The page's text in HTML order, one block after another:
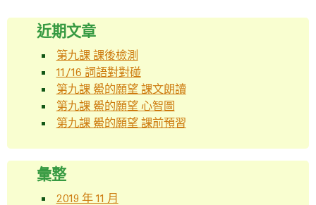
近期文章
第九課 課後檢測
11/16 詞語對對碰
第九課 鱟的願望 課文朗讀
第九課 鱟的願望 心智圖
第九課 鱟的願望 課前預習
彙整
2019 年 11 月